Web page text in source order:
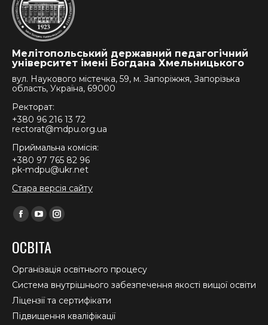
Мелітопольський державний педагогічний
університет імені Богдана Хмельницького
вул. Наукового містечка, 59, м. Запоріжжя, Запорізька
область, Україна, 69000
Ректорат:
+380 96 216 13 72
rectorat@mdpu.org.ua
Приймальна комісія:
+380 97 765 82 96
pk-mdpu@ukr.net
Стара версія сайту
Find us on:
Facebook
opens
in
new
window
YouTube
opens
in
new
window
Instagram
in
new
window
ОСВІТА
Організація освітнього процесу
Система внутрішнього забезпечення якості вищої освіти
Ліцензії та сертифікати
Підвищення кваліфікації